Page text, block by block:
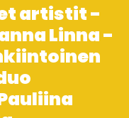
artistit -
Linna -